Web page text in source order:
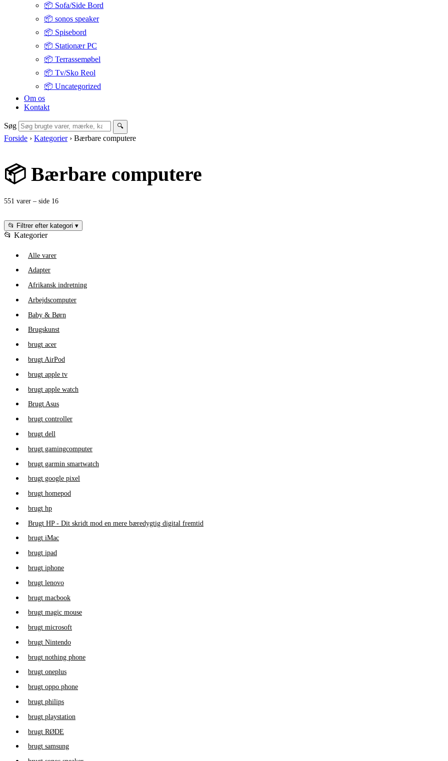
📦 Sofa/Side Bord
📦 sonos speaker
📦 Spisebord
📦 Stationær PC
📦 Terrassemøbel
📦 Tv/Sko Reol
📦 Uncategorized
Om os
Kontakt
Søg 🔍
Forside › Kategorier › Bærbare computere
📦 Bærbare computere
551 varer – side 16
📂 Filtrer efter kategori ▾
📂 Kategorier
Alle varer
Adapter
Afrikansk indretning
Arbejdscomputer
Baby & Børn
Brugskunst
brugt acer
brugt AirPod
brugt apple tv
brugt apple watch
Brugt Asus
brugt controller
brugt dell
brugt gamingcomputer
brugt garmin smartwatch
brugt google pixel
brugt homepod
brugt hp
Brugt HP - Dit skridt mod en mere bæredygtig digital fremtid
brugt iMac
brugt ipad
brugt iphone
brugt lenovo
brugt macbook
brugt magic mouse
brugt microsoft
brugt Nintendo
brugt nothing phone
brugt oneplus
brugt oppo phone
brugt philips
brugt playstation
brugt RØDE
brugt samsung